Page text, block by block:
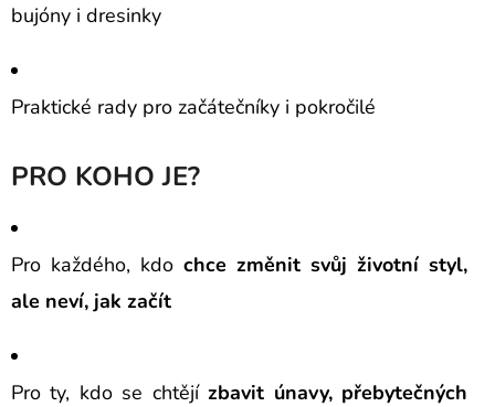
bujóny i dresinky
Praktické rady pro začátečníky i pokročilé
PRO KOHO JE?
Pro každého, kdo chce změnit svůj životní styl,
ale neví, jak začít
Pro ty, kdo se chtějízbavit únavy, přebytečných